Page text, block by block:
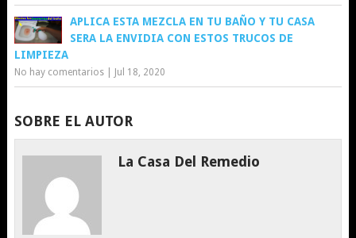
APLICA ESTA MEZCLA EN TU BAÑO Y TU CASA
SERA LA ENVIDIA CON ESTOS TRUCOS DE
LIMPIEZA
No hay comentarios| Jul 18, 2020
SOBRE EL AUTOR
La Casa Del Remedio